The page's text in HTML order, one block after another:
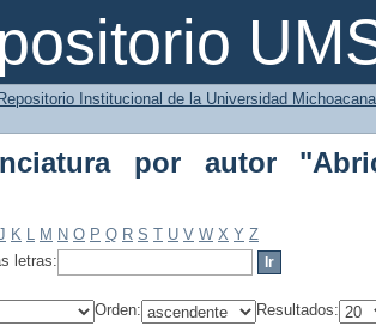
por autor "Abrica
Repositorio Institucional de la Universidad
por autor
K L M N O P Q R S T U V W X Y Z
letras:
Orden: Resultados: